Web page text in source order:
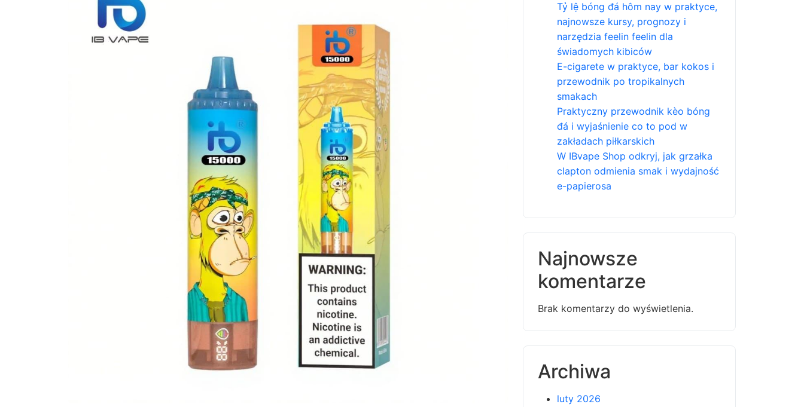
Tỷ lệ bóng đá hôm nay w praktyce,
najnowsze kursy, prognozy i
narzędzia feelin feelin dla
świadomych kibiców
E-cigarete w praktyce, bar kokos i
przewodnik po tropikalnych
smakach
Praktyczny przewodnik kèo bóng
đá i wyjaśnienie co to pod w
zakładach piłkarskich
W IBvape Shop odkryj, jak grzałka
clapton odmienia smak i wydajność
e-papierosa
Najnowsze
komentarze
Brak komentarzy do wyświetlenia.
Archiwa
luty 2026